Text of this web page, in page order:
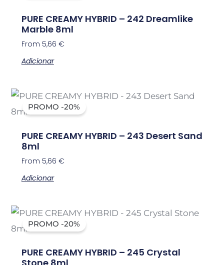
PURE CREAMY HYBRID – 242 Dreamlike
Marble 8ml
From 5,66 €
Adicionar
PROMO -20%
PURE CREAMY HYBRID – 243 Desert Sand
8ml
From 5,66 €
Adicionar
PROMO -20%
PURE CREAMY HYBRID – 245 Crystal